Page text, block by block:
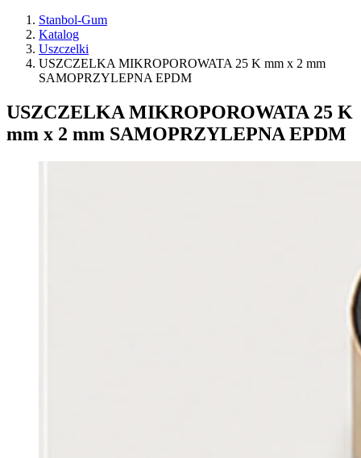
Stanbol-Gum
Katalog
Uszczelki
USZCZELKA MIKROPOROWATA 25 K mm x 2 mm
SAMOPRZYLEPNA EPDM
USZCZELKA MIKROPOROWATA 25 K
mm x 2 mm SAMOPRZYLEPNA EPDM